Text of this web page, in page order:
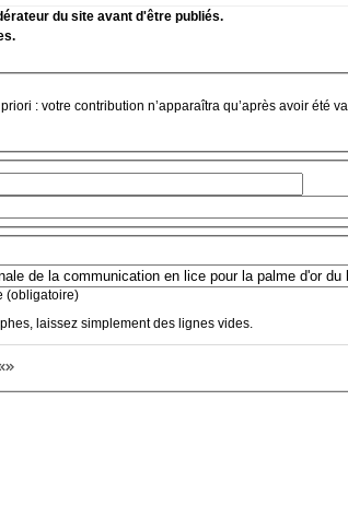
du site avant d'être publiés.
: votre contribution n’apparaîtra qu’après avoir été
(obligatoire)
laissez simplement des lignes vides.